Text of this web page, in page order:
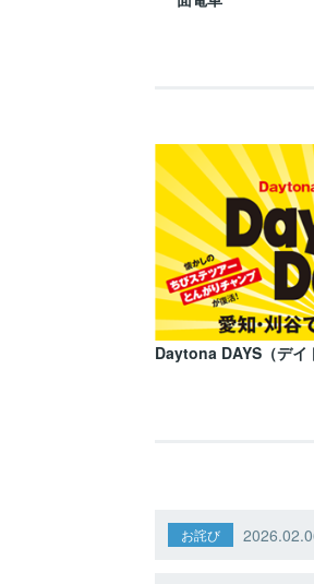
Daytona DAYS（デイ
お詫び